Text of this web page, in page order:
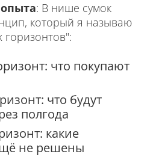
: В нише сумок
который я называю
горизонтов":
что покупают
что будут
полгода
какие
не решены